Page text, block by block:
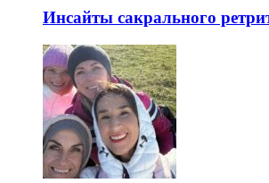
Инсайты сакрального